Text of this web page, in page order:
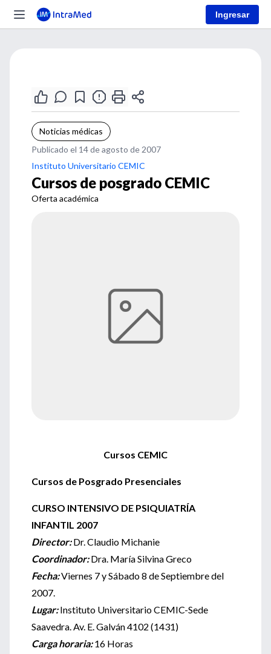
Ingresar
Noticias médicas
Publicado el 14 de agosto de 2007
Instituto Universitario CEMIC
Cursos de posgrado CEMIC
Oferta académica
Cursos CEMIC
Cursos de Posgrado Presenciales
CURSO INTENSIVO DE PSIQUIATRÍA
INFANTIL 2007
Director:Dr. Claudio Michanie
Coordinador:Dra. María Silvina Greco
Fecha:Viernes 7 y Sábado 8 de Septiembre del
2007.
Lugar:Instituto Universitario CEMIC-Sede
Saavedra. Av. E. Galván 4102 (1431)
Carga horaria:16 Horas